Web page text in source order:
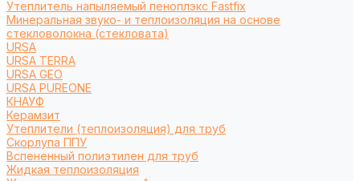
Утеплитель напыляемый пеноплэкс Fastfix
Минеральная звуко- и теплоизоляция на основе
стекловолокна (стекловата)
URSA
URSA TERRA
URSA GEO
URSA PUREONE
КНАУФ
Керамзит
Утеплители (теплоизоляция) для труб
Cкорлупа ППУ
Вспененный полиэтилен для труб
Жидкая теплоизоляция